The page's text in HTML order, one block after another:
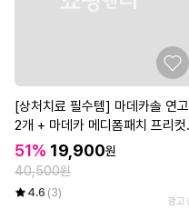
[상처치료 필수템] 마데카솔 연고
2개 + 마데카 메디폼패치 프리컷
2매*3개
51% 19,900원
40,500원
4.6 (3)
광고